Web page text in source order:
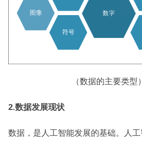
（数据的主要类型）
2.数据发展现状
数据，是人工智能发展的基础。人